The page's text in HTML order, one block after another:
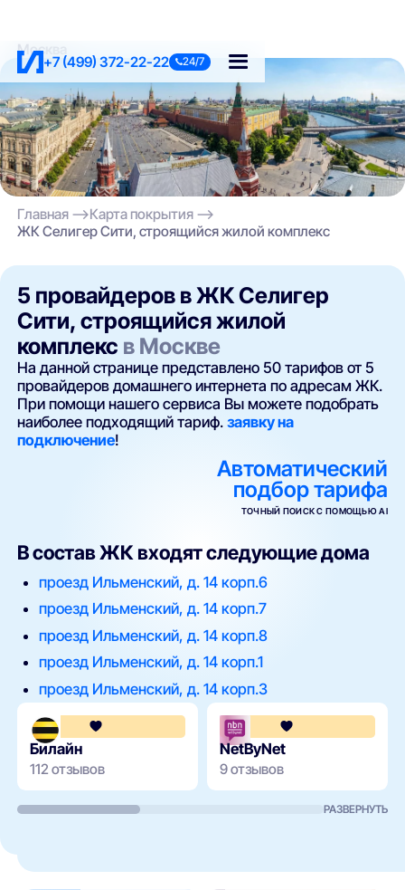
+7 (499) 372-22-22 24/7
Москва
Главная
Карта покрытия
ЖК Селигер Сити, строящийся жилой комплекс
5 провайдеров в ЖК Селигер
Сити, строящийся жилой
комплекс в Москве
На данной странице представлено 50 тарифов от 5
провайдеров домашнего интернета по адресам ЖК.
При помощи нашего сервиса Вы можете подобрать
наиболее подходящий тариф.заявку на
подключение!
Автоматический
подбор тарифа
ТОЧНЫЙ ПОИСК С ПОМОЩЬЮ AI
В состав ЖК входят следующие дома
проезд Ильменский, д. 14 корп.6
проезд Ильменский, д. 14 корп.7
проезд Ильменский, д. 14 корп.8
проезд Ильменский, д. 14 корп.1
проезд Ильменский, д. 14 корп.3
3.6
Билайн
112 отзывов
NetByNet
9 отзывов
РАЗВЕРНУТЬ